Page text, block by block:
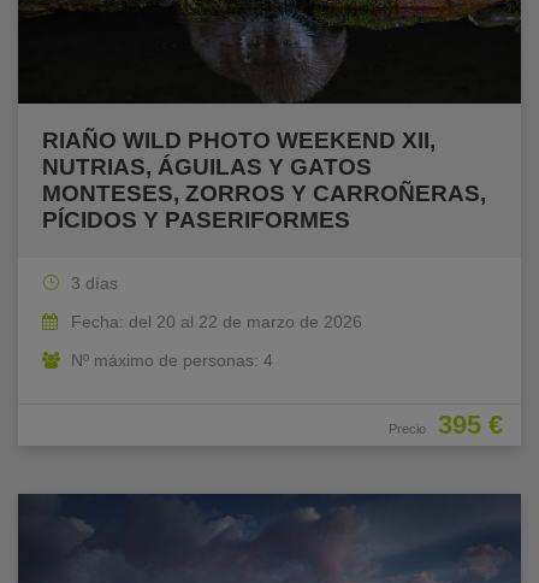
RIAÑO WILD PHOTO WEEKEND XII,
NUTRIAS, ÁGUILAS Y GATOS
MONTESES, ZORROS Y CARROÑERAS,
PÍCIDOS Y PASERIFORMES
Precio 395 €
3 días
Fecha: del 20 al 22 de marzo de 2026
Nº máximo de personas: 4